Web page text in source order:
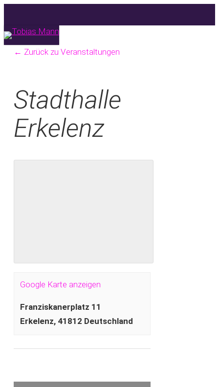
main
content
← Zurück zu Veranstaltungen
Stadthalle
Erkelenz
Google Karte anzeigen
Franziskanerplatz 11
Erkelenz, 41812 Deutschland